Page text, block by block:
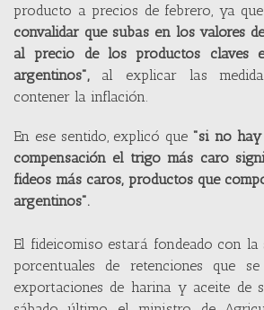
producto a precios de febrero, ya que
convalidar que subas en los valores
al precio de los productos claves
argentinos",al explicar las
contener la inflación.
En ese sentido, explicó que "si no hay
compensación el trigo más caro
fideos más caros, productos que
argentinos".
El fideicomiso estará fondeado con la
porcentuales de retenciones que
exportaciones de harina y aceite de